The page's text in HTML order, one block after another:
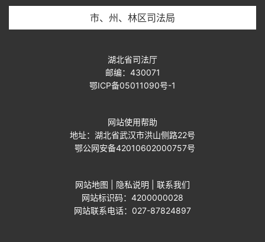
市、州、林区司法局
湖北省司法厅
邮编：430071
鄂ICP备05011090号-1
网站使用帮助
地址：湖北省武汉市洪山侧路22号
鄂公网安备42010602000757号
网站地图 隐私说明
联系我们
网站标识码：4200000028
网站联系电话：027-87824897